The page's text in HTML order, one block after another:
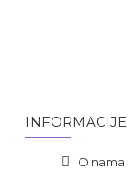
INFORMACIJE
O nama